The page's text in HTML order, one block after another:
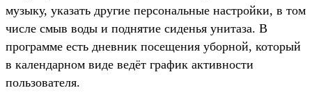
музыку, указать другие персональные настройки, в том
числе смыв воды и поднятие сиденья унитаза. В
программе есть дневник посещения уборной, который
в календарном виде ведёт график активности
пользователя.